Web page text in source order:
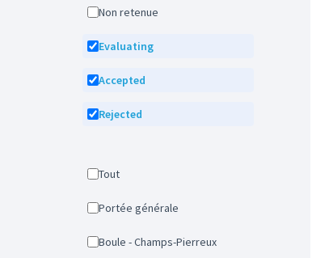
Non retenue
Evaluating
Accepted
Rejected
Tout
Portée générale
Boule - Champs-Pierreux